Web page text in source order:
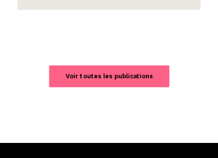
Voir toutes les publications